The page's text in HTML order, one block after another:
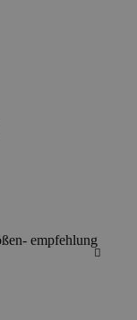
empfehlung